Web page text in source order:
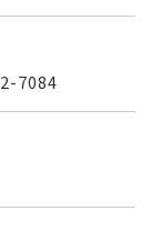
7084